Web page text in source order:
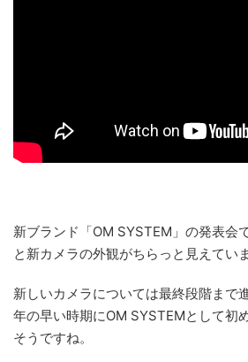
新ブランド「OM SYSTEM」の発表会
と新カメラの外観がちらっと見えてい
新しいカメラについては最終段階まで
年の早い時期にOM SYSTEMとして初
そうですね。